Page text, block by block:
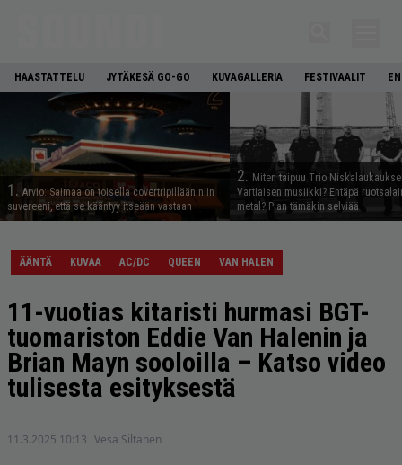
HAASTATTELU JYTÄKESÄ GO-GO KUVAGALLERIA FESTIVAALIT
1. Arvio: Saimaa on toisella covertripillään niin
suvereeni, että se kääntyy itseään vastaan
2. Miten taipuu Trio
Vartiaisen musiikki? Entäpä
metal? Pian tämäkin selviää
ÄÄNTÄ KUVAA AC/DC QUEEN VAN HALEN
11-vuotias kitaristi hurmasi BGT-
tuomariston Eddie Van Halenin ja
Brian Mayn sooloilla – Katso video
tulisesta esityksestä
11.3.2025 10:13 Vesa Siltanen